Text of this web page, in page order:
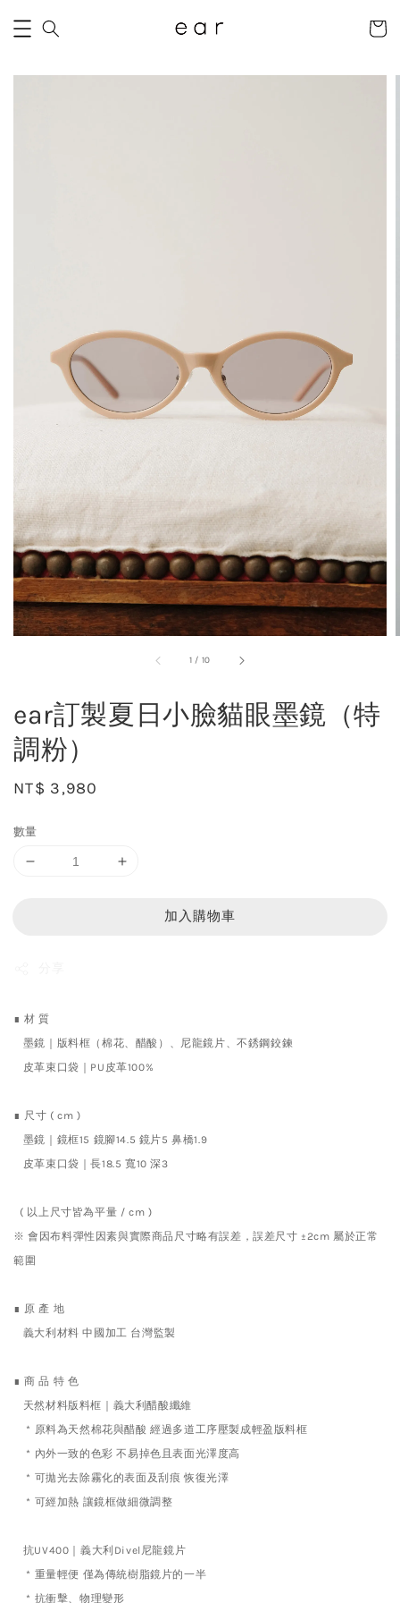
1 / 10
ear訂製夏日小臉貓眼墨鏡（特
調粉）
Regular
NT$ 3,980
數量
加入購物車
∎ 材 質
墨鏡｜版料框（棉花、醋酸）、尼龍鏡片、不銹鋼鉸鍊
皮革束口袋｜PU皮革100%
∎ 尺寸 ( cm )
墨鏡｜鏡框15 鏡腳14.5 鏡片5 鼻橋1.9
皮革束口袋 ｜長18.5 寬10 深3
( 以上尺寸皆為平量 / cm )
※ 會因布料彈性因素與實際商品尺寸略有誤差，誤差尺寸 ±2cm 屬於正常
範圍
∎ 原 產 地
義大利材料 中國加工 台灣監製
∎ 商 品 特 色
天然材料版料框
義大利醋酸纖維
* 原料為天然棉花與醋酸經過多道工序壓製成輕盈版料框
* 內外一致的色彩不易掉色且表面光澤度高
* 可拋光去除霧化的表面及刮痕恢復光澤
* 可經加熱 讓鏡框做細微調整
抗UV400｜義大利Divel尼龍鏡片
* 重量輕便 僅為傳統樹脂鏡片的一半
* 抗衝擊、物理變形